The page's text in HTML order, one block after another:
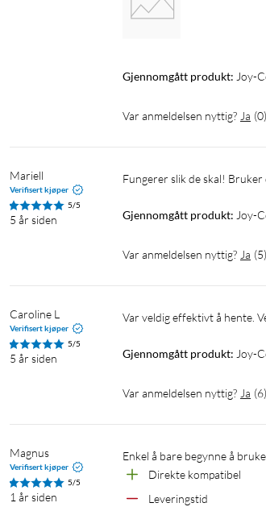
Gjennomgått produkt: Joy-
Var anmeldelsen nyttig? Ja (0)
Mariell
Verifisert kjøper
5/5
5 år siden
Fungerer slik de skal!
Gjennomgått produkt: Joy-
Var anmeldelsen nyttig? Ja (5)
Caroline L
Verifisert kjøper
5/5
5 år siden
Var veldig effektivt å hente.
Gjennomgått produkt: Joy-
Var anmeldelsen nyttig? Ja (6)
Magnus
Verifisert kjøper
5/5
1 år siden
Enkel å bare begynne å
Direkte kompatibel
Leveringstid